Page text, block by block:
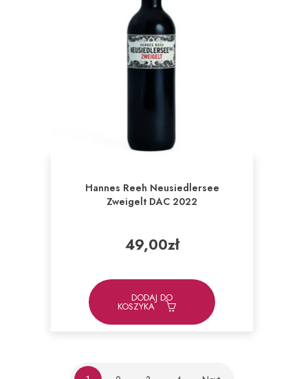
Hannes Reeh Neusiedlersee
Zweigelt DAC 2022
49,00zł
DODAJ DO
KOSZYKA